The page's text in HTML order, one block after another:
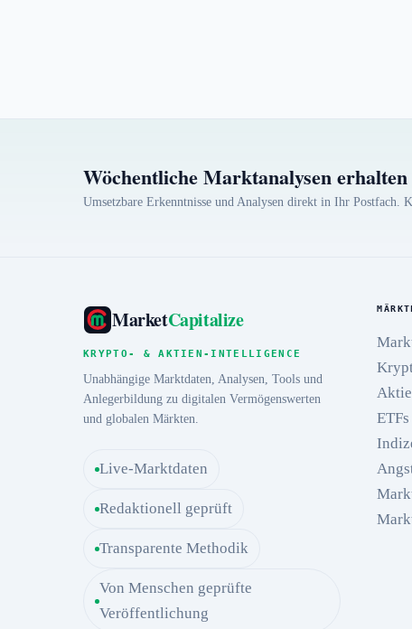
Wöchentliche Marktanalysen erhalten
Umsetzbare Erkenntnisse und Analysen direkt in Ihr Postfach.
MarketCapitalize
KRYPTO- & AKTIEN-INTELLIGENCE
Unabhängige Marktdaten, Analysen, Tools und
Anlegerbildung zu digitalen Vermögenswerten
und globalen Märkten.
Live-Marktdaten
Redaktionell geprüft
Transparente Methodik
Von Menschen geprüfte
Veröffentlichung
ETFs